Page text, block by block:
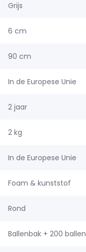
Grijs
6 cm
90 cm
In de Europese Unie
2 jaar
2 kg
In de Europese Unie
Foam & kunststof
Rond
Ballenbak + 200 ballen